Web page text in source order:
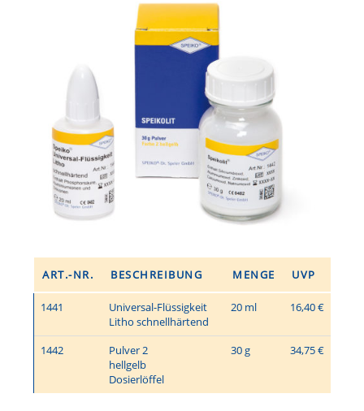
ART.-NR. BESCHREIBUNG MENGE UVP
1441
Universal-Flüssigkeit
Litho schnellhärtend
20 ml 16,40 €
1442
Pulver 2
hellgelb
Dosierlöffel
30 g 34,75 €